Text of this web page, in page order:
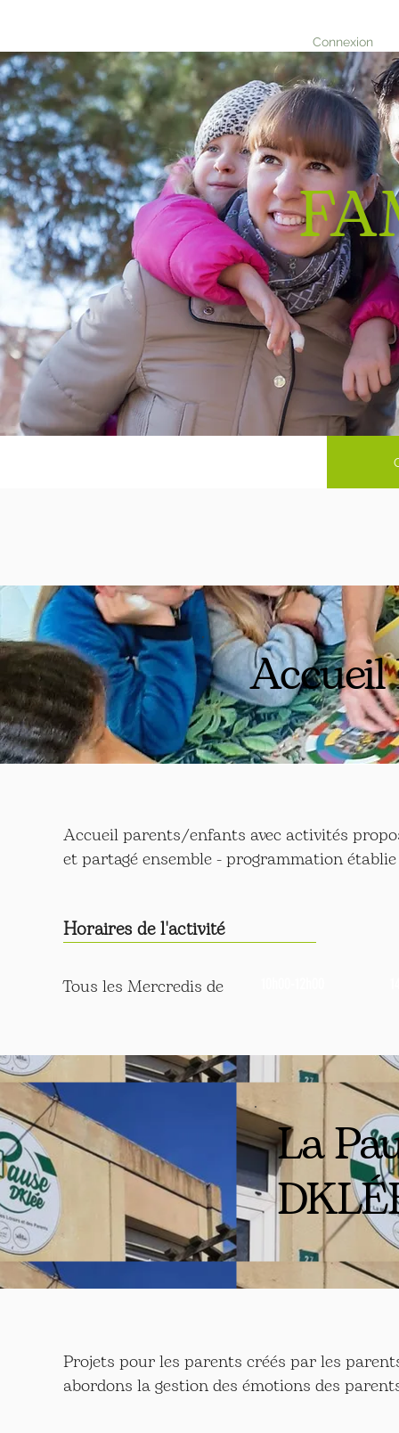
Connexion
Accueil parents/enfants avec activités
et partagé ensemble - programmation
Horaires de l'activité
Tous les Mercredis de
La
Projets pour les parents créés par les
abordons la gestion des émotions des